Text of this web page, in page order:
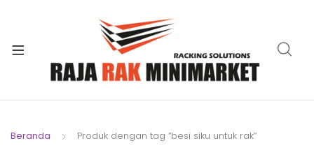
Beranda Produk dengan tag “besi siku untuk rak”